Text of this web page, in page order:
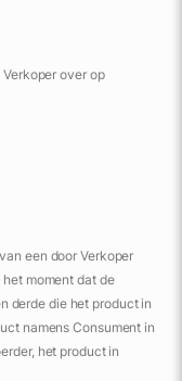
over op
een door Verkoper
moment dat de
derde die het product in
namens Consument in
het product in